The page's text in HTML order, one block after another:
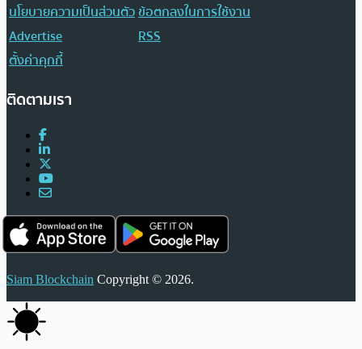
นโยบายความเป็นส่วนตัวข้อตกลงในการใช้งาน
Advertise
RSS
ตั้งค่าคุกกี้
ติดตามเรา
Siam Blockchain Copyright © 2026.